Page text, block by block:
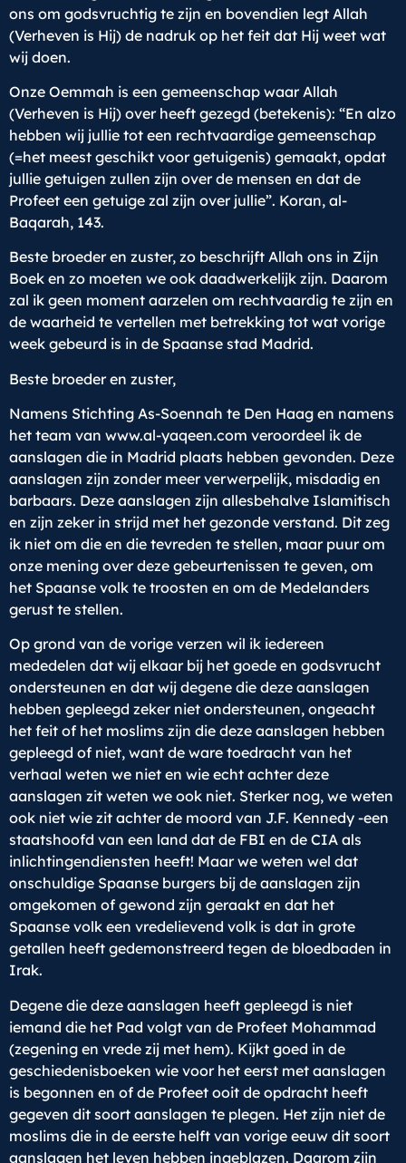
ons om godsvruchtig te zijn en bovendien legt Allah
(Verheven is Hij) de nadruk op het feit dat Hij weet wat
wij doen.
Onze Oemmah is een gemeenschap waar Allah
(Verheven is Hij) over heeft gezegd (betekenis): “En alzo
hebben wij jullie tot een rechtvaardige gemeenschap
(=het meest geschikt voor getuigenis) gemaakt, opdat
jullie getuigen zullen zijn over de mensen en dat de
Profeet een getuige zal zijn over jullie”. Koran, al-
Baqarah, 143.
Beste broeder en zuster, zo beschrijft Allah ons in Zijn
Boek en zo moeten we ook daadwerkelijk zijn. Daarom
zal ik geen moment aarzelen om rechtvaardig te zijn en
de waarheid te vertellen met betrekking tot wat vorige
week gebeurd is in de Spaanse stad Madrid.
Beste broeder en zuster,
Namens Stichting As-Soennah te Den Haag en namens
het team van www.al-yaqeen.com veroordeel ik de
aanslagen die in Madrid plaats hebben gevonden. Deze
aanslagen zijn zonder meer verwerpelijk, misdadig en
barbaars. Deze aanslagen zijn allesbehalve Islamitisch
en zijn zeker in strijd met het gezonde verstand. Dit zeg
ik niet om die en die tevreden te stellen, maar puur om
onze mening over deze gebeurtenissen te geven, om
het Spaanse volk te troosten en om de Medelanders
gerust te stellen.
Op grond van de vorige verzen wil ik iedereen
mededelen dat wij elkaar bij het goede en godsvrucht
ondersteunen en dat wij degene die deze aanslagen
hebben gepleegd zeker niet ondersteunen, ongeacht
het feit of het moslims zijn die deze aanslagen hebben
gepleegd of niet, want de ware toedracht van het
verhaal weten we niet en wie echt achter deze
aanslagen zit weten we ook niet. Sterker nog, we weten
ook niet wie zit achter de moord van J.F. Kennedy -een
staatshoofd van een land dat de FBI en de CIA als
inlichtingendiensten heeft! Maar we weten wel dat
onschuldige Spaanse burgers bij de aanslagen zijn
omgekomen of gewond zijn geraakt en dat het
Spaanse volk een vredelievend volk is dat in grote
getallen heeft gedemonstreerd tegen de bloedbaden in
Irak.
Degene die deze aanslagen heeft gepleegd is niet
iemand die het Pad volgt van de Profeet Mohammad
(zegening en vrede zij met hem). Kijkt goed in de
geschiedenisboeken wie voor het eerst met aanslagen
is begonnen en of de Profeet ooit de opdracht heeft
gegeven dit soort aanslagen te plegen. Het zijn niet de
moslims die in de eerste helft van vorige eeuw dit soort
aanslagen het leven hebben ingeblazen. Daarom zijn